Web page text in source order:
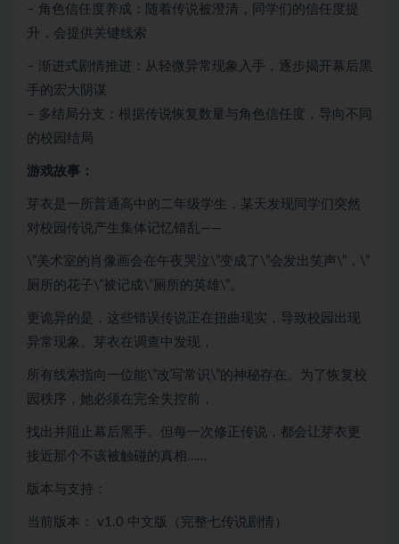
– 角色信任度养成：随着传说被澄清，同学们的信任度提
升，会提供关键线索
– 渐进式剧情推进：从轻微异常现象入手，逐步揭开幕后黑
手的宏大阴谋
– 多结局分支：根据传说恢复数量与角色信任度，导向不同
的校园结局
游戏故事：
芽衣是一所普通高中的二年级学生，某天发现同学们突然
对校园传说产生集体记忆错乱——
\”美术室的肖像画会在午夜哭泣\”变成了\”会发出笑声\”，\”
厕所的花子\”被记成\”厕所的英雄\”。
更诡异的是，这些错误传说正在扭曲现实，导致校园出现
异常现象。芽衣在调查中发现，
所有线索指向一位能\”改写常识\”的神秘存在。为了恢复校
园秩序，她必须在完全失控前，
找出并阻止幕后黑手。但每一次修正传说，都会让芽衣更
接近那个不该被触碰的真相……
版本与支持：
当前版本： v1.0 中文版（完整七传说剧情）